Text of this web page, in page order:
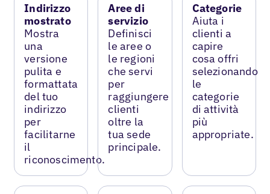
Indirizzo
mostrato
Mostra
una
versione
pulita e
formattata
del tuo
indirizzo
per
facilitarne
il
riconoscimento.
Aree di
servizio
Definisci
le aree o
le regioni
che servi
per
raggiungere
clienti
oltre la
tua sede
principale.
Categorie
Aiuta i
clienti a
capire
cosa offri
selezionando
le
categorie
di attività
più
appropriate.